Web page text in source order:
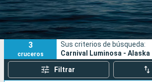
Fecha de salida
Puertos
Buscar
3
cruceros
Sus criterios de búsqueda:
Carnival Luminosa - Alaska
Filtrar